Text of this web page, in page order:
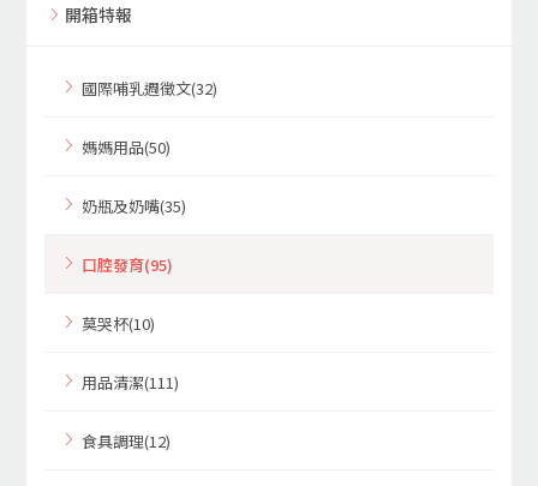
開箱特報
國際哺乳週徵文(32)
媽媽用品(50)
奶瓶及奶嘴(35)
口腔發育(95)
莫哭杯(10)
用品清潔(111)
食具調理(12)